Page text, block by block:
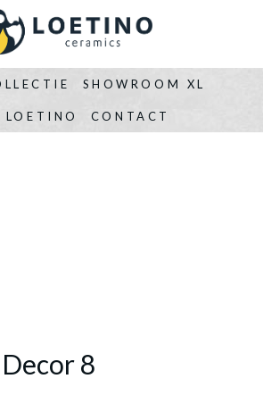
SHOWROOM XL
LOETINO CONTACT
8